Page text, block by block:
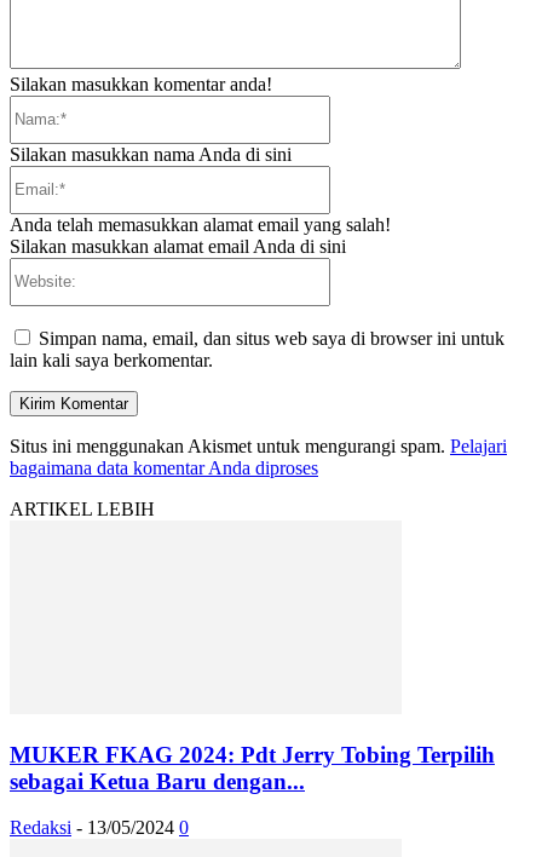
Silakan masukkan komentar anda!
Silakan masukkan nama Anda di sini
Anda telah memasukkan alamat email yang salah!
Silakan masukkan alamat email Anda di sini
Simpan nama, email, dan situs web saya di browser ini untuk
lain kali saya berkomentar.
Situs ini menggunakan Akismet untuk mengurangi spam. Pelajari
bagaimana data komentar Anda diproses
ARTIKEL LEBIH
MUKER FKAG 2024: Pdt Jerry Tobing Terpilih
sebagai Ketua Baru dengan...
Redaksi - 13/05/2024 0